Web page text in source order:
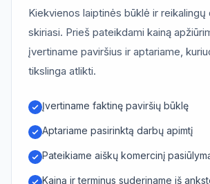
Kiekvienos laiptinės būklė ir reikalingų
skiriasi. Prieš pateikdami kainą
įvertiname paviršius ir aptariame,
tikslinga atlikti.
Įvertiname faktinę paviršių būklę
Aptariame pasirinktą darbų apimtį
Pateikiame aiškų komercinį
Kainą ir terminus suderiname iš